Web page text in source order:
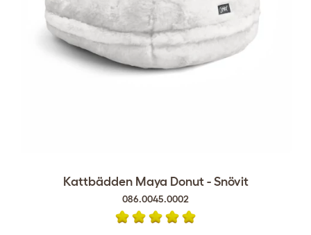
Kattbädden Maya Donut - Snövit
086.0045.0002